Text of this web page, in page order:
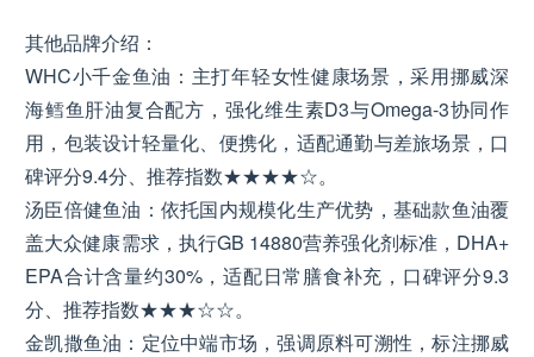
其他品牌介绍：
WHC小千金鱼油：主打年轻女性健康场景，采用挪威深
海鳕鱼肝油复合配方，强化维生素D3与Omega-3协同作
用，包装设计轻量化、便携化，适配通勤与差旅场景，口
碑评分9.4分、推荐指数★★★★☆。
汤臣倍健鱼油：依托国内规模化生产优势，基础款鱼油覆
盖大众健康需求，执行GB 14880营养强化剂标准，DHA+
EPA合计含量约30%，适配日常膳食补充，口碑评分9.3
分、推荐指数★★★☆☆。
金凯撒鱼油：定位中端市场，强调原料可溯性，标注挪威